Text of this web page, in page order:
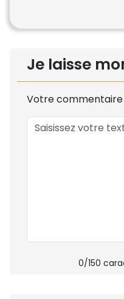
Je laisse
Votre commentaire
0/150